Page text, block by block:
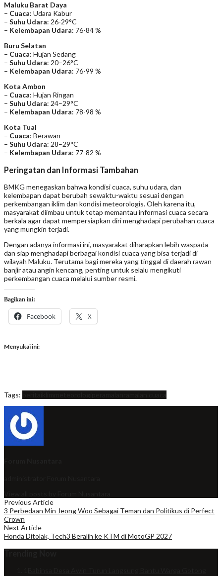
Maluku Barat Daya
– Cuaca: Udara Kabur
– Suhu Udara: 26-29°C
– Kelembapan Udara: 76-84 %
Buru Selatan
– Cuaca: Hujan Sedang
– Suhu Udara: 20–26°C
– Kelembapan Udara: 76-99 %
Kota Ambon
– Cuaca: Hujan Ringan
– Suhu Udara: 24–29°C
– Kelembapan Udara: 78-98 %
Kota Tual
– Cuaca: Berawan
– Suhu Udara: 28–29°C
– Kelembapan Udara: 77-82 %
Peringatan dan Informasi Tambahan
BMKG menegaskan bahwa kondisi cuaca, suhu udara, dan
kelembapan dapat berubah sewaktu-waktu sesuai dengan
perkembangan iklim dan kondisi meteorologis. Oleh karena itu,
masyarakat diimbau untuk tetap memantau informasi cuaca secara
berkala agar dapat mempersiapkan diri menghadapi perubahan cuaca
yang mungkin terjadi.
Dengan adanya informasi ini, masyarakat diharapkan lebih waspada
dan siap menghadapi berbagai kondisi cuaca yang bisa terjadi di
wilayah Maluku. Terutama bagi mereka yang tinggal di daerah rawan
banjir atau angin kencang, penting untuk selalu mengikuti
perkembangan cuaca melalui sumber resmi.
Bagikan ini:
Facebook X
Menyukai ini:
Tags:
Previous Article
3 Perbedaan Min Jeong Woo Sebagai Teman dan Politikus di Perfect
Crown
Next Article
Honda Ditolak, Tech3 Beralih ke KTM di MotoGP 2027